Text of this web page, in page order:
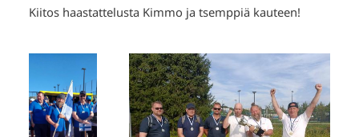
Kiitos haastattelusta Kimmo ja tsemppiä kauteen!